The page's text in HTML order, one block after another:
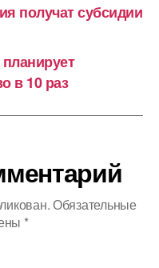
получат субсидии
в 10 раз
Обязательные
*